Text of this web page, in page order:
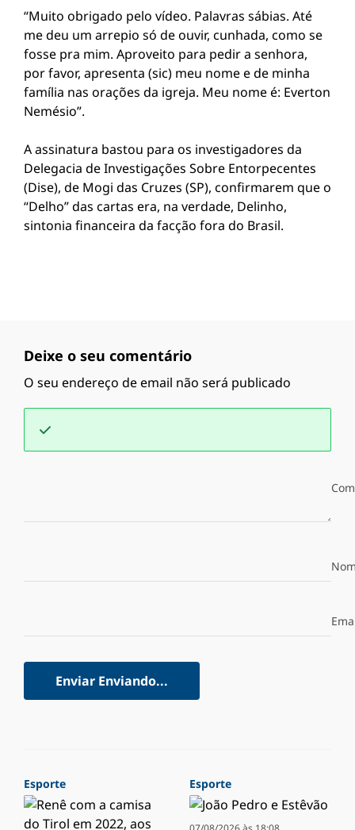
“Muito obrigado pelo vídeo. Palavras sábias. Até
me deu um arrepio só de ouvir, cunhada, como se
fosse pra mim. Aproveito para pedir a senhora,
por favor, apresenta (sic) meu nome e de minha
família nas orações da igreja. Meu nome é: Everton
Nemésio”.
A assinatura bastou para os investigadores da
Delegacia de Investigações Sobre Entorpecentes
(Dise), de Mogi das Cruzes (SP), confirmarem que o
“Delho” das cartas era, na verdade, Delinho,
sintonia financeira da facção fora do Brasil.
Deixe o seu comentário
O seu endereço de email não será publicado
Enviar Enviando...
Esporte Esporte